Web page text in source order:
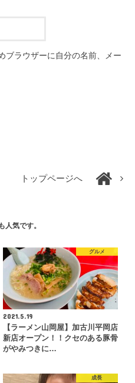
ブラウザーに自分の名前、メー
トップページへ
人気です。
グルメ
2021.5.19
【ラーメン山岡屋】加古川平岡店
新店オープン！！クセのある豚骨
がやみつきに…
成長